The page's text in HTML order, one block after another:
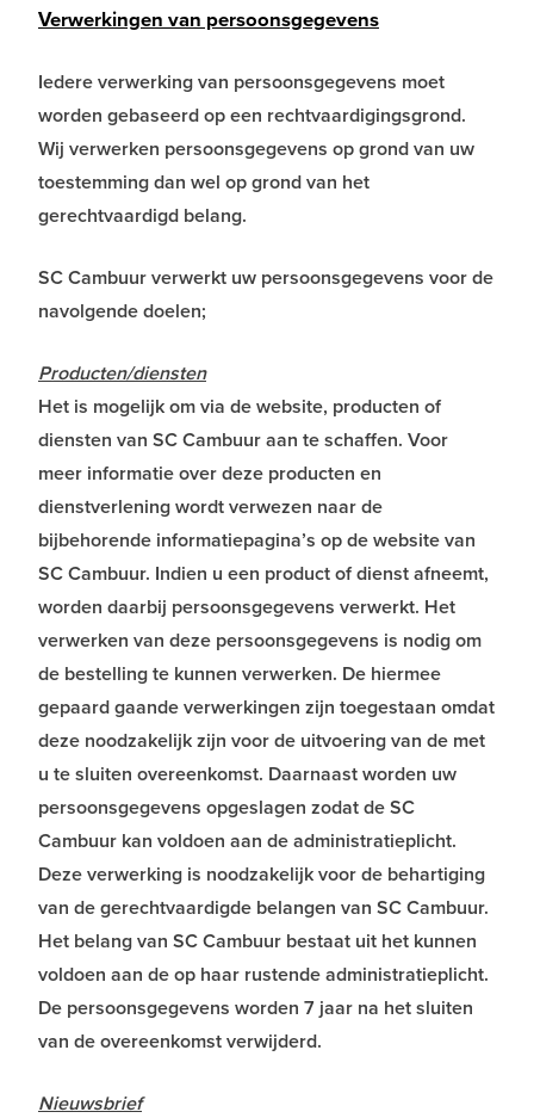
Verwerkingen van persoonsgegevens
Iedere verwerking van persoonsgegevens moet
worden gebaseerd op een rechtvaardigingsgrond.
Wij verwerken persoonsgegevens op grond van uw
toestemming dan wel op grond van het
gerechtvaardigd belang.
SC Cambuur verwerkt uw persoonsgegevens voor de
navolgende doelen;
Producten/diensten
Het is mogelijk om via de website, producten of
diensten van SC Cambuur aan te schaffen. Voor
meer informatie over deze producten en
dienstverlening wordt verwezen naar de
bijbehorende informatiepagina’s op de website van
SC Cambuur. Indien u een product of dienst afneemt,
worden daarbij persoonsgegevens verwerkt. Het
verwerken van deze persoonsgegevens is nodig om
de bestelling te kunnen verwerken. De hiermee
gepaard gaande verwerkingen zijn toegestaan omdat
deze noodzakelijk zijn voor de uitvoering van de met
u te sluiten overeenkomst. Daarnaast worden uw
persoonsgegevens opgeslagen zodat de SC
Cambuur kan voldoen aan de administratieplicht.
Deze verwerking is noodzakelijk voor de behartiging
van de gerechtvaardigde belangen van SC Cambuur.
Het belang van SC Cambuur bestaat uit het kunnen
voldoen aan de op haar rustende administratieplicht.
De persoonsgegevens worden 7 jaar na het sluiten
van de overeenkomst verwijderd.
Nieuwsbrief